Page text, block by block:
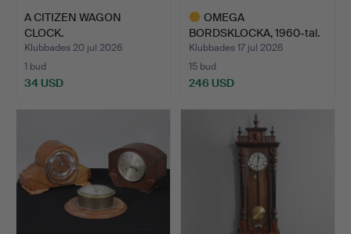
A CITIZEN WAGON
CLOCK.
Klubbades 20 jul 2026
1 bud
34 USD
OMEGA
BORDSKLOCKA, 1960-tal.
Klubbades 17 jul 2026
15 bud
246 USD